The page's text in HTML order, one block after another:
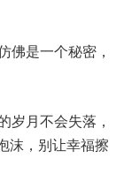
佛是一个秘密，
岁月不会失落，
沫，别让幸福擦